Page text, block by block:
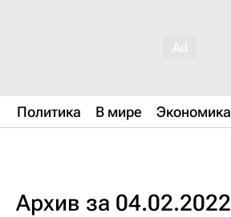
Политика В мире Экономика
Архив за 04.02.2022